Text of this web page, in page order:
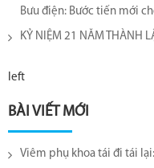
Bưu điện: Bước tiến mới
KỶ NIỆM 21 NĂM THÀNH
left
BÀI VIẾT MỚI
Viêm phụ khoa tái đi tái